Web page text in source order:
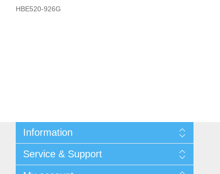
HBE520-926G
Information
Integritetspolicy
Terms & Conditions
Service & Support